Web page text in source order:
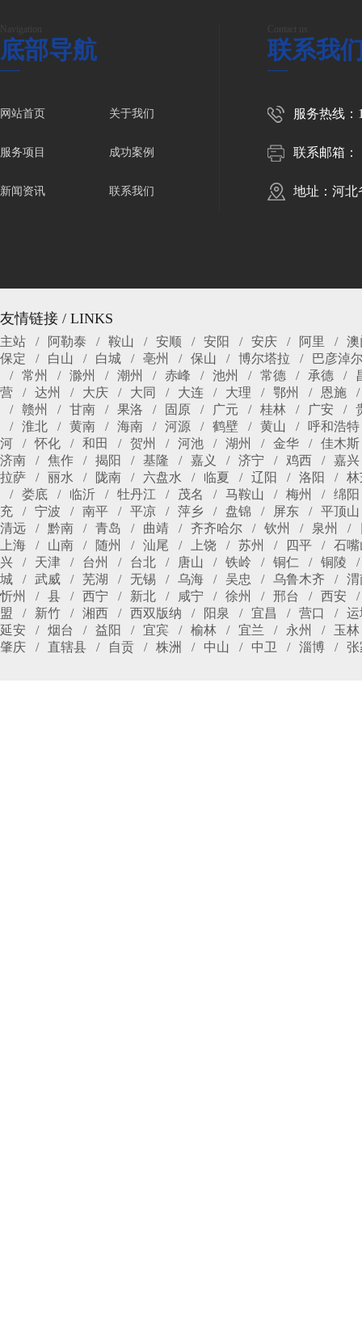
底部导航
网站首页 关于我们
服务项目 成功案例
新闻资讯 联系我们
联系我
服务热线：
联系邮箱：
地址：河北
友情链接 / LINKS
主站 阿勒泰 鞍山 安顺 安阳 安庆 阿里
澳
保定
白山 白城 亳州 保山 博尔塔拉
巴彦淖
常州
滁州 潮州 赤峰 池州 常德 承德
营
达州 大庆 大同 大连 大理 鄂州
恩施
赣州
甘南 果洛 固原 广元 桂林 广安
淮北
黄南 海南 河源 鹤壁 黄山
呼和浩特
河
怀化 和田 贺州 河池 湖州 金华
佳木斯
济南
焦作 揭阳 基隆 嘉义 济宁 鸡西
嘉兴
拉萨
丽水 陇南 六盘水 临夏 辽阳 洛阳
林
娄底
临沂 牡丹江 茂名 马鞍山 梅州
绵阳
充
宁波 南平 平凉 萍乡 盘锦 屏东
平顶山
清远
黔南 青岛 曲靖 齐齐哈尔 钦州 泉州
上海
山南 随州 汕尾 上饶 苏州 四平
石嘴
兴
天津 台州 台北 唐山 铁岭 铜仁
铜陵
城
武威 芜湖 无锡 乌海 吴忠 乌鲁木齐
渭
忻州
县 西宁 新北 咸宁 徐州 邢台
西安
盟
新竹 湘西 西双版纳 阳泉 宜昌 营口
运
延安
烟台 益阳 宜宾 榆林 宜兰 永州
玉林
肇庆
直辖县 自贡 株洲 中山 中卫 淄博 张